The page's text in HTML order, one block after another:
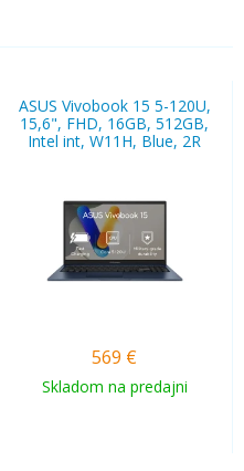
ASUS Vivobook 15 5-120U,
15,6", FHD, 16GB, 512GB,
Intel int, W11H, Blue, 2R
569 €
Skladom na predajni